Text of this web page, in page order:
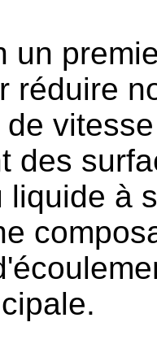
un
réduire
des
liquide à